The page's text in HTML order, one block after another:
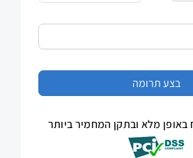
מלא ובתקן המחמיר ביותר